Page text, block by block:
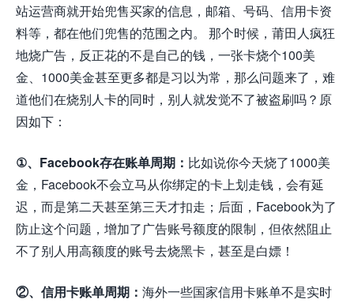
站运营商就开始兜售买家的信息，邮箱、号码、信用卡资
料等，都在他们兜售的范围之内。 那个时候，莆田人疯狂
地烧广告，反正花的不是自己的钱，一张卡烧个100美
金、1000美金甚至更多都是习以为常，那么问题来了，难
道他们在烧别人卡的同时，别人就发觉不了被盗刷吗？原
因如下：
①、Facebook存在账单周期： 比如说你今天烧了1000美
金，Facebook不会立马从你绑定的卡上划走钱，会有延
迟，而是第二天甚至第三天才扣走；后面，Facebook为了
防止这个问题，增加了广告账号额度的限制，但依然阻止
不了别人用高额度的账号去烧黑卡，甚至是白嫖！
②、信用卡账单周期： 海外一些国家信用卡账单不是实时